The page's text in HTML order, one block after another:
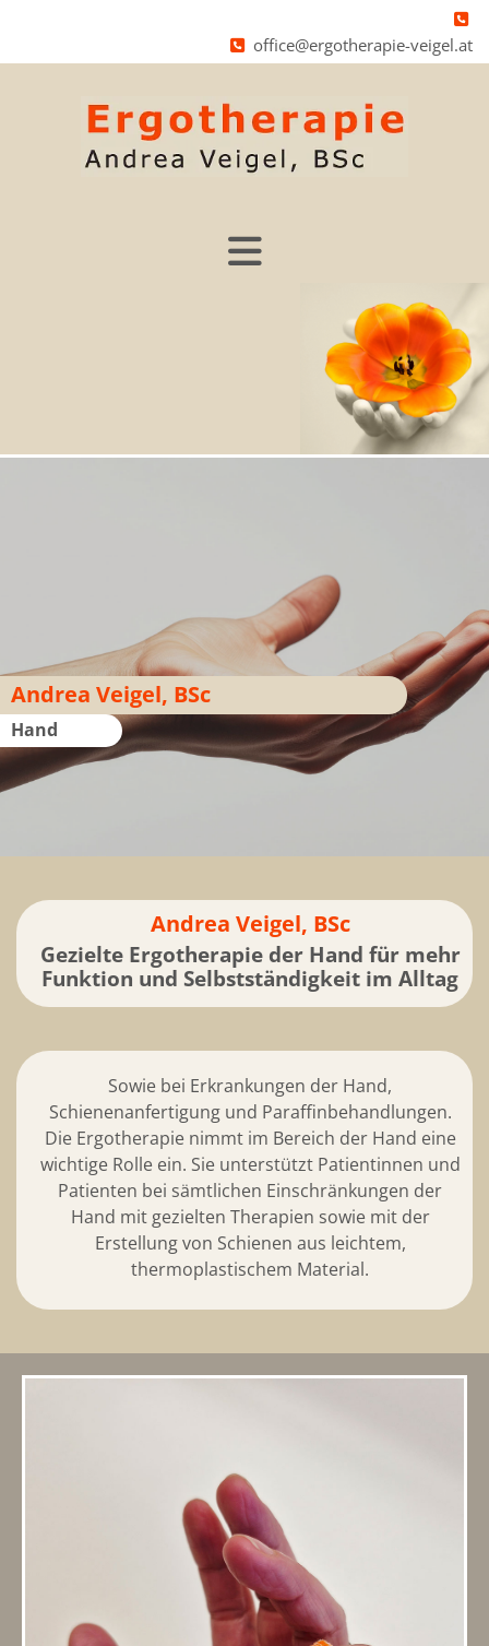


office@ergotherapie-veigel.at
Andrea Veigel, BSc
Hand
Andrea Veigel, BSc
Gezielte Ergotherapie der Hand für mehr
Funktion und Selbstständigkeit im Alltag
Sowie bei Erkrankungen der Hand,
Schienenanfertigung und Paraffinbehandlungen.
Die Ergotherapie nimmt im Bereich der Hand eine
wichtige Rolle ein. Sie unterstützt Patientinnen und
Patienten bei sämtlichen Einschränkungen der
Hand mit gezielten Therapien sowie mit der
Erstellung von Schienen aus leichtem,
thermoplastischem Material.